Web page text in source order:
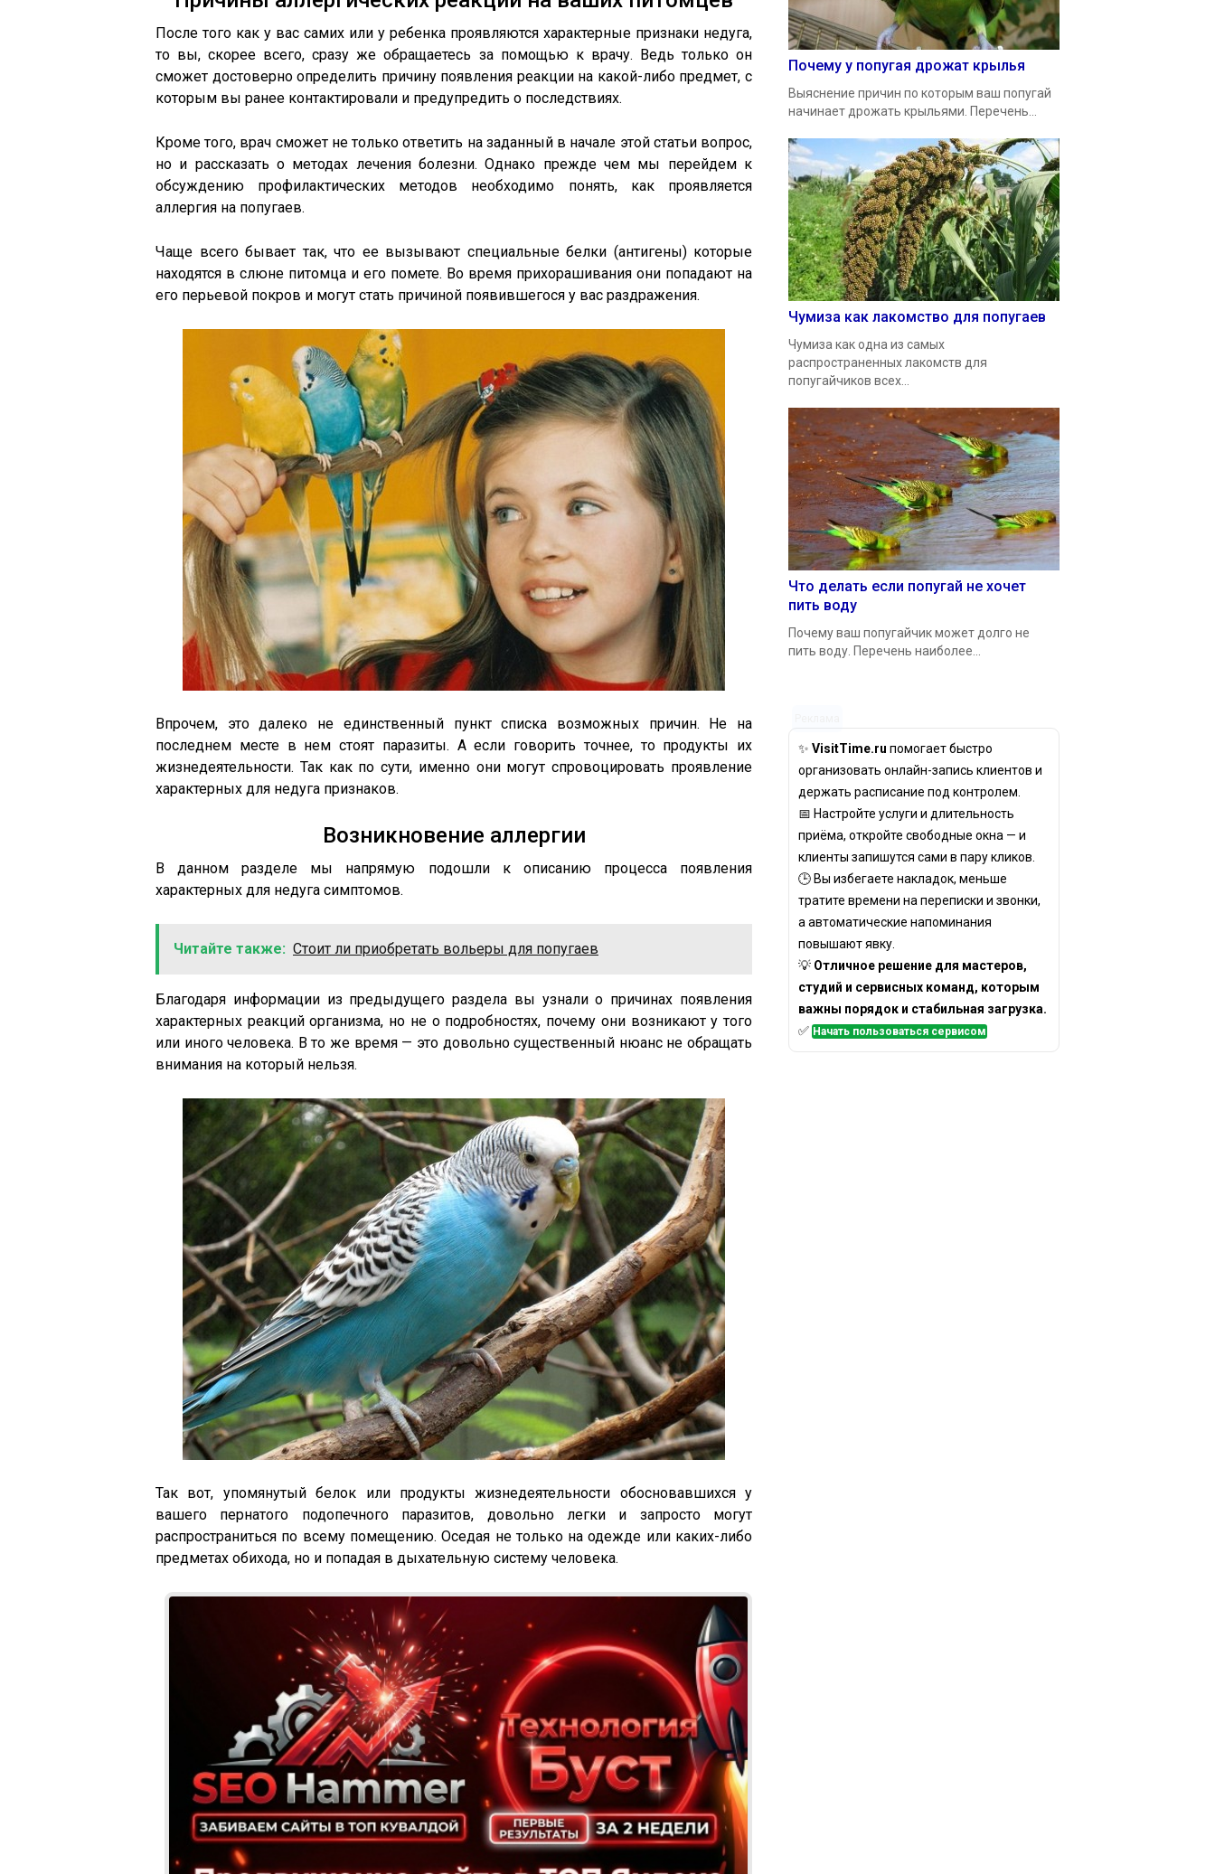
После того как у вас самих или у ребенка проявляются характерные признаки недуга,
то вы, скорее всего, сразу же обращаетесь за помощью к врачу. Ведь только он
сможет достоверно определить причину появления реакции на какой-либо предмет, с
которым вы ранее контактировали и предупредить о последствиях.
Кроме того, врач сможет не только ответить на заданный в начале этой статьи вопрос,
но и рассказать о методах лечения болезни. Однако прежде чем мы перейдем к
обсуждению профилактических методов необходимо понять, как проявляется
аллергия на попугаев.
Чаще всего бывает так, что ее вызывают специальные белки (антигены) которые
находятся в слюне питомца и его помете. Во время прихорашивания они попадают на
его перьевой покров и могут стать причиной появившегося у вас раздражения.
Впрочем, это далеко не единственный пункт списка возможных причин. Не на
последнем месте в нем стоят паразиты. А если говорить точнее, то продукты их
жизнедеятельности. Так как по сути, именно они могут спровоцировать проявление
характерных для недуга признаков.
Возникновение аллергии
В данном разделе мы напрямую подошли к описанию процесса появления
характерных для недуга симптомов.
Читайте также: Стоит ли приобретать вольеры для попугаев
Благодаря информации из предыдущего раздела вы узнали о причинах появления
характерных реакций организма, но не о подробностях, почему они возникают у того
или иного человека. В то же время — это довольно существенный нюанс не обращать
внимания на который нельзя.
Так вот, упомянутый белок или продукты жизнедеятельности обосновавшихся у
вашего пернатого подопечного паразитов, довольно легки и запросто могут
распространиться по всему помещению. Оседая не только на одежде или каких-либо
предметах обихода, но и попадая в дыхательную систему человека.
Почему у попугая дрожат крылья
Выяснение причин по которым ваш попугай
начинает дрожать крыльями. Перечень...
Чумиза как лакомство для попугаев
Чумиза как одна из самых
распространенных лакомств для
попугайчиков всех...
Что делать если попугай не хочет
пить воду
Почему ваш попугайчик может долго не
пить воду. Перечень наиболее...
✨ VisitTime.ru помогает быстро
организовать онлайн-запись клиентов и
держать расписание под контролем.
📅 Настройте услуги и длительность
приёма, откройте свободные окна — и
клиенты запишутся сами в пару кликов.
🕒 Вы избегаете накладок, меньше
тратите времени на переписки и звонки,
а автоматические напоминания
повышают явку.
💡 Отличное решение для мастеров,
студий и сервисных команд, которым
важны порядок и стабильная загрузка.
✅ Начать пользоваться сервисом